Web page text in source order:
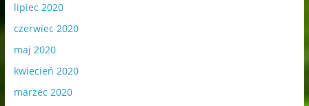
lipiec 2020
czerwiec 2020
maj 2020
kwiecień 2020
marzec 2020